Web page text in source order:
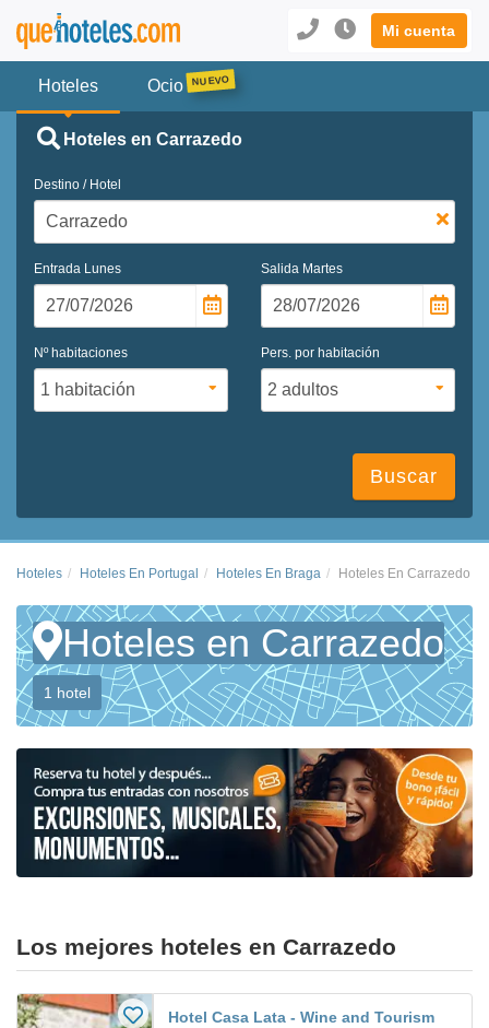
Mi cuenta
Hoteles Ocio
Hoteles en Carrazedo
Destino / Hotel
Entrada Lunes Salida Martes
Nº habitaciones Pers. por habitación
Buscar
Hoteles Hoteles En Portugal Hoteles En Braga Hoteles En Carrazedo
Hoteles en Carrazedo
1 hotel
Los mejores hoteles en Carrazedo
Hotel Casa Lata - Wine and Tourism